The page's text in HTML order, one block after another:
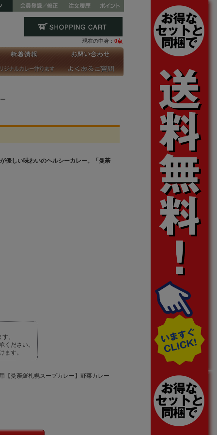
現在の中身： 0点
優しい味わいのヘルシーカレー。「曼荼
。
ださい。
ます。
【曼荼羅札幌スープカレー】野菜カレー